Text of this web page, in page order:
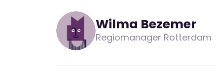
Heeft u vragen over de
vliegveldweg@deomgevingsverbinder.nl
010 - 3073063
Wilma Bezemer
Regiomanager Rotterdam